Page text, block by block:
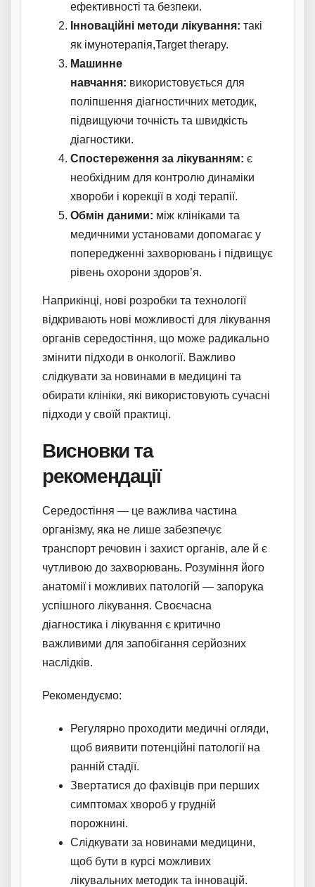
ефективності та безпеки.
Інноваційні методи лікування: такі
як імунотерапія,Target therapy.
Машинне
навчання: використовується для
поліпшення діагностичних методик,
підвищуючи точність та швидкість
діагностики.
Спостереження за лікуванням: є
необхідним для контролю динаміки
хвороби і корекції в ході терапії.
Обмін даними: між клініками та
медичними установами допомагає у
попередженні захворювань і підвищує
рівень охорони здоров’я.
Наприкінці, нові розробки та технології
відкривають нові можливості для лікування
органів середостіння, що може радикально
змінити підходи в онкології. Важливо
слідкувати за новинами в медицині та
обирати клініки, які використовують сучасні
підходи у своїй практиці.
Висновки та
рекомендації
Середостіння — це важлива частина
організму, яка не лише забезпечує
транспорт речовин і захист органів, але й є
чутливою до захворювань. Розуміння його
анатомії і можливих патологій — запорука
успішного лікування. Своєчасна
діагностика і лікування є критично
важливими для запобігання серйозних
наслідків.
Рекомендуємо:
Регулярно проходити медичні огляди,
щоб виявити потенційні патології на
ранній стадії.
Звертатися до фахівців при перших
симптомах хвороб у грудній
порожнині.
Слідкувати за новинами медицини,
щоб бути в курсі можливих
лікувальних методик та інновацій.